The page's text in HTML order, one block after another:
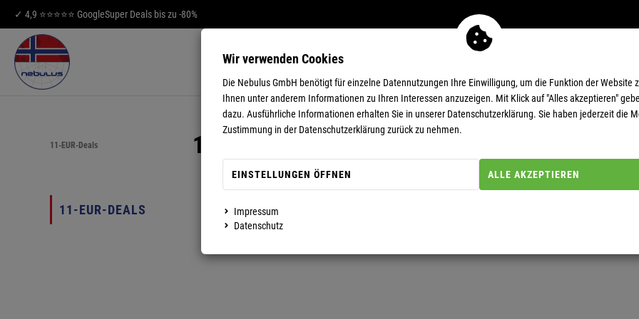
✓ 4,9 ⭐⭐⭐⭐⭐ GoogleSuper Deals bis zu -80%
HERREN DAMEN
11-EUR-Deals
11-EUR-DEALS
11-EUR-DEALS
Wir verwenden Cookies
Die Nebulus GmbH benötigt für einzelne Datennutzungen Ihre Einwilligung, um die Funktion der Website
Ihnen unter anderem Informationen zu Ihren Interessen anzuzeigen. Mit Klick auf "Alles akzeptieren"
dazu. Ausführliche Informationen erhalten Sie in unserer Datenschutzerklärung. Sie haben jederzeit die
Zustimmung in der Datenschutzerklärung zurück zu nehmen.
EINSTELLUNGEN ÖFFNEN ALLE AKZEPTIEREN
Impressum
Datenschutz